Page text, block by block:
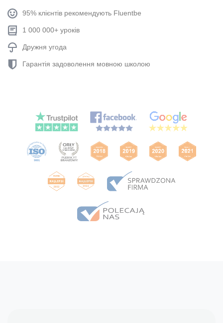
95% клієнтів рекомендують Fluentbe
1 000 000+ уроків
Дружня угода
Гарантія задоволення мовною школою